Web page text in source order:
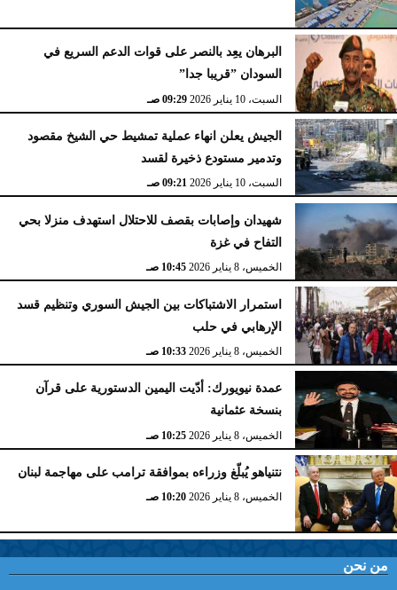
البرهان يعِد بالنصر على قوات الدعم السريع في
السودان ”قريبا جدا”
السبت، 10 يناير 2026 09:29 صـ
الجيش يعلن انهاء عملية تمشيط حي الشيخ مقصود
وتدمير مستودع ذخيرة لقسد
السبت، 10 يناير 2026 09:21 صـ
شهيدان وإصابات بقصف للاحتلال استهدف منزلا بحي
التفاح في غزة
الخميس، 8 يناير 2026 10:45 صـ
استمرار الاشتباكات بين الجيش السوري وتنظيم قسد
الإرهابي في حلب
الخميس، 8 يناير 2026 10:33 صـ
عمدة نيويورك: أدّيت اليمين الدستورية على قرآن
بنسخة عثمانية
الخميس، 8 يناير 2026 10:25 صـ
نتنياهو يُبلّغ وزراءه بموافقة ترامب على مهاجمة لبنان
الخميس، 8 يناير 2026 10:20 صـ
من نحن